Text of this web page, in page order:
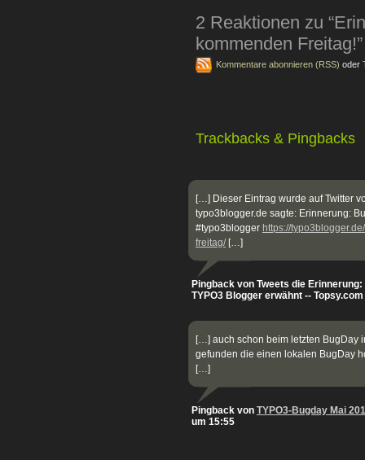
2 Reaktionen zu
kommenden Freitag!”
Kommentare abonnieren (RSS) oder
Trackbacks & Pingbacks
[…] Dieser Eintrag wurde auf Twitter
typo3blogger.de sagte: Erinnerung:
#typo3blogger https://
freitag/[…]
Pingback von Tweets die
TYPO3 Blogger erwähnt --
[…] auch schon beim letzten BugDay
gefunden die einen lokalen BugDay
[…]
Pingback von TYPO3-Bugday Mai
um 15:55